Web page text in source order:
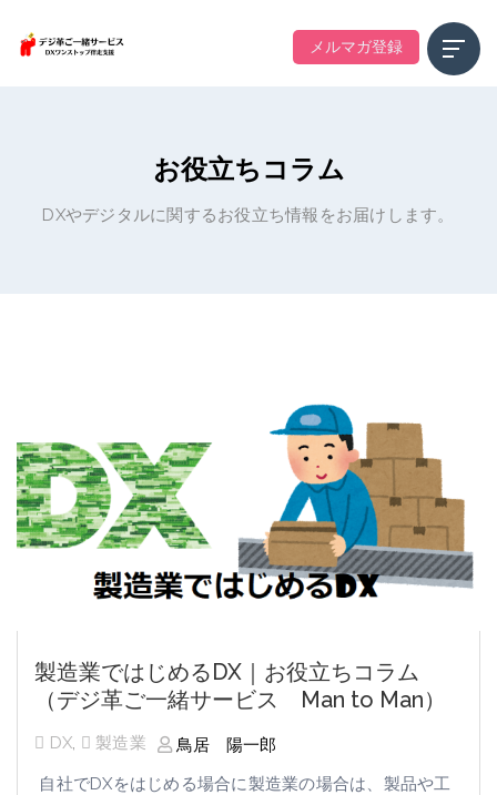
メルマガ登録
お役立ちコラム
DXやデジタルに関するお役立ち情報をお届けします。
製造業ではじめるDX｜お役立ちコラム
（デジ革ご一緒サービス Man to Man）
DX, 製造業
鳥居 陽一郎
自社でDXをはじめる場合に製造業の場合は、製品や工